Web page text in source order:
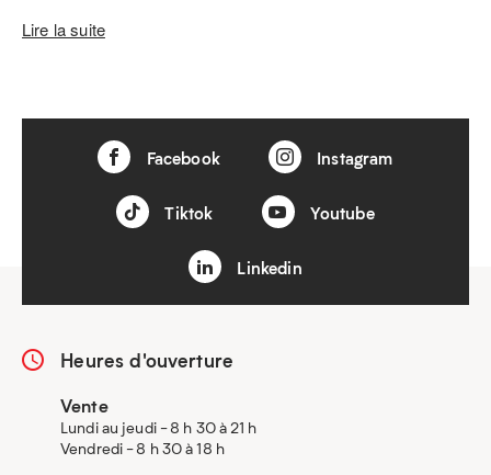
Lire la suite
Facebook Instagram
Tiktok Youtube
Linkedin
Heures d'ouverture
Vente
Lundi au jeudi - 8 h 30 à 21 h
Vendredi - 8 h 30 à 18 h